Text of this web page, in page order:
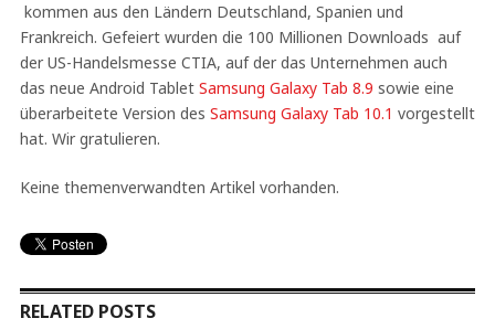
kommen aus den Ländern Deutschland, Spanien und
Frankreich. Gefeiert wurden die 100 Millionen Downloads auf
der US-Handelsmesse CTIA, auf der das Unternehmen auch
das neue Android Tablet Samsung Galaxy Tab 8.9 sowie eine
überarbeitete Version des Samsung Galaxy Tab 10.1 vorgestellt
hat. Wir gratulieren.
Keine themenverwandten Artikel vorhanden.
RELATED POSTS